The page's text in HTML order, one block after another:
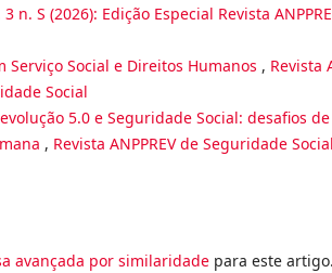
n. S (2026): Edição Especial Revista
Serviço Social e Direitos Humanos , Revista
Social
5.0 e Seguridade Social: desafios
, Revista ANPPREV de Seguridade
avançada por similaridade para este artigo.